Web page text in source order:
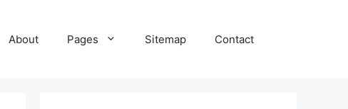
About Pages Sitemap Contact